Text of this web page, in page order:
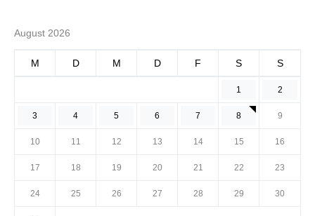
August 2026
M D M D F S S
1 2
3 4 5 6 7 8 9
10 11 12 13 14 15 16
17 18 19 20 21 22 23
24 25 26 27 28 29 30